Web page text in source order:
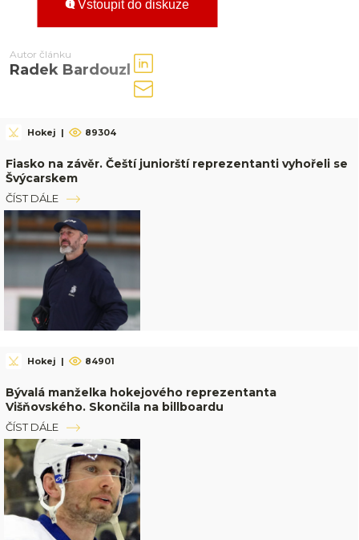
Vstoupit do diskuze
Autor článku
Radek Bardouzl
Hokej | 89304
Fiasko na závěr. Čeští juniorští reprezentanti vyhořeli se
Švýcarskem
ČÍST DÁLE
Hokej | 84901
Bývalá manželka hokejového reprezentanta
Višňovského. Skončila na billboardu
ČÍST DÁLE